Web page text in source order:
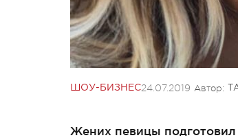
ШОУ-БИЗНЕС24.07.2019 Автор:
Жених певицы